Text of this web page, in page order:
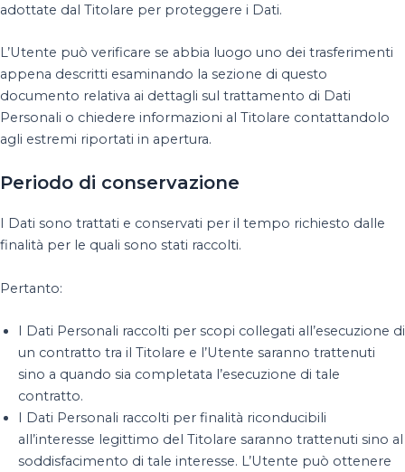
adottate dal Titolare per proteggere i Dati.
L’Utente può verificare se abbia luogo uno dei trasferimenti
appena descritti esaminando la sezione di questo
documento relativa ai dettagli sul trattamento di Dati
Personali o chiedere informazioni al Titolare contattandolo
agli estremi riportati in apertura.
Periodo di conservazione
I Dati sono trattati e conservati per il tempo richiesto dalle
finalità per le quali sono stati raccolti.
Pertanto:
I Dati Personali raccolti per scopi collegati all’esecuzione di
un contratto tra il Titolare e l’Utente saranno trattenuti
sino a quando sia completata l’esecuzione di tale
contratto.
I Dati Personali raccolti per finalità riconducibili
all’interesse legittimo del Titolare saranno trattenuti sino al
soddisfacimento di tale interesse. L’Utente può ottenere